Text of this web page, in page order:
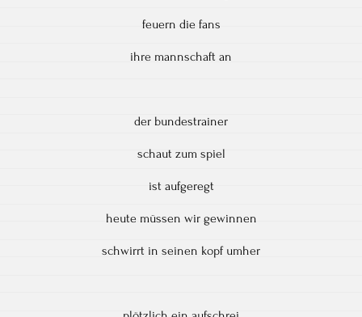
feuern die fans
ihre mannschaft an
der bundestrainer
schaut zum spiel
ist aufgeregt
heute müssen wir gewinnen
schwirrt in seinen kopf umher